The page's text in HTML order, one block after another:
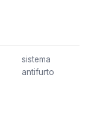
sistema
antifurto